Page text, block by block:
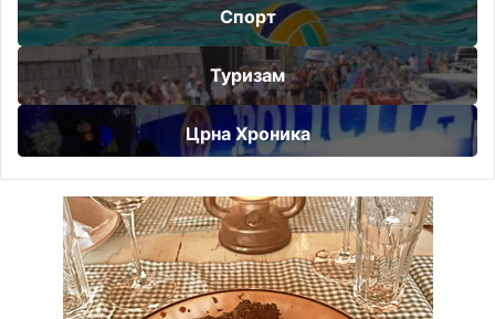
Спорт
Туризам
Црна Хроника